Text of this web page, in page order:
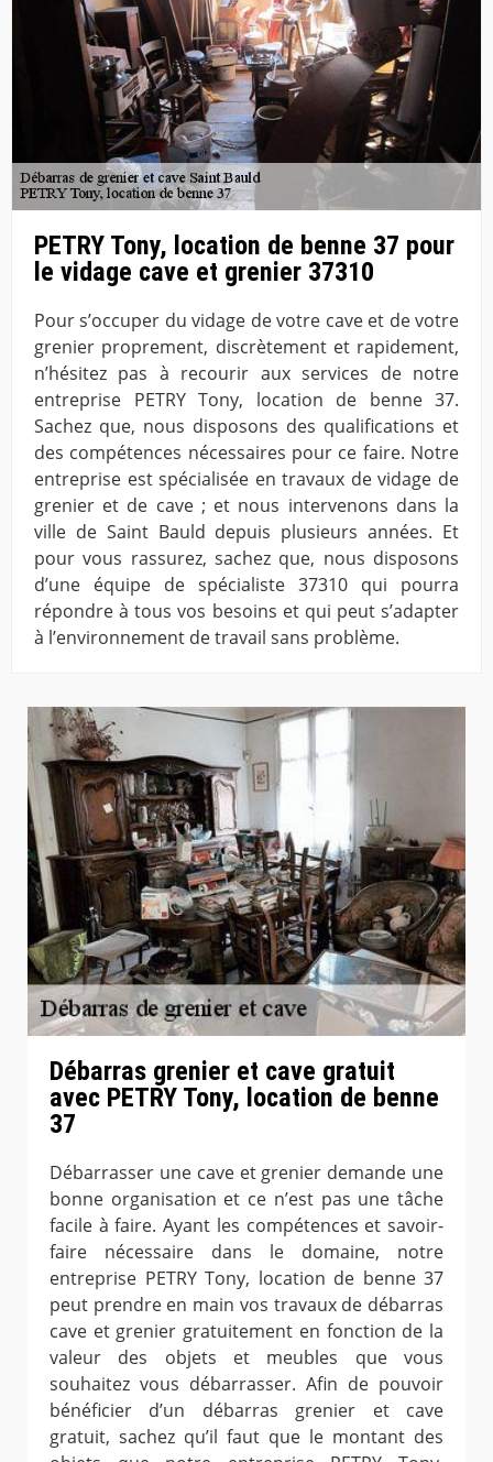
PETRY Tony, location de benne 37 pour
le vidage cave et grenier 37310
Pour s’occuper du vidage de votre cave et de votre
grenier proprement, discrètement et rapidement,
n’hésitez pas à recourir aux services de notre
entreprise PETRY Tony, location de benne 37.
Sachez que, nous disposons des qualifications et
des compétences nécessaires pour ce faire. Notre
entreprise est spécialisée en travaux de vidage de
grenier et de cave ; et nous intervenons dans la
ville de Saint Bauld depuis plusieurs années. Et
pour vous rassurez, sachez que, nous disposons
d’une équipe de spécialiste 37310 qui pourra
répondre à tous vos besoins et qui peut s’adapter
à l’environnement de travail sans problème.
Débarras grenier et cave gratuit
avec PETRY Tony, location de benne
37
Débarrasser une cave et grenier demande une
bonne organisation et ce n’est pas une tâche
facile à faire. Ayant les compétences et savoir-
faire nécessaire dans le domaine, notre
entreprise PETRY Tony, location de benne 37
peut prendre en main vos travaux de débarras
cave et grenier gratuitement en fonction de la
valeur des objets et meubles que vous
souhaitez vous débarrasser. Afin de pouvoir
bénéficier d’un débarras grenier et cave
gratuit, sachez qu’il faut que le montant des